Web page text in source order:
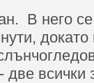
В него
всички